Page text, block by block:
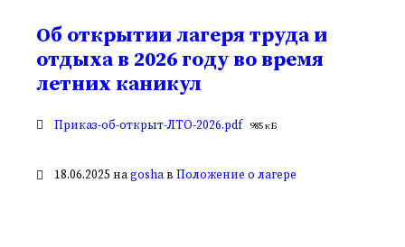
Об открытии лагеря труда и
отдыха в 2026 году во время
летних каникул
Вложения
Приказ-об-открыт-ЛТО-2026.pdf Размер
985 кБ
18.06.2025 наgosha в Положение о лагере